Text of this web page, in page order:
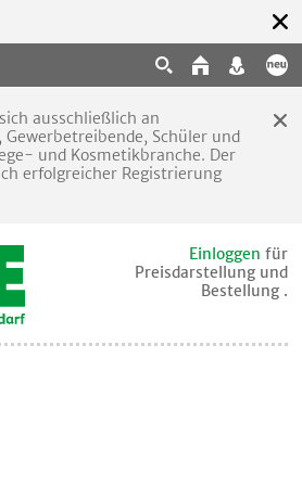
ausschließlich an
Schüler und
und Kosmetikbranche. Der
erfolgreicher Registrierung
Einloggen für
Preisdarstellung und
Bestellung .